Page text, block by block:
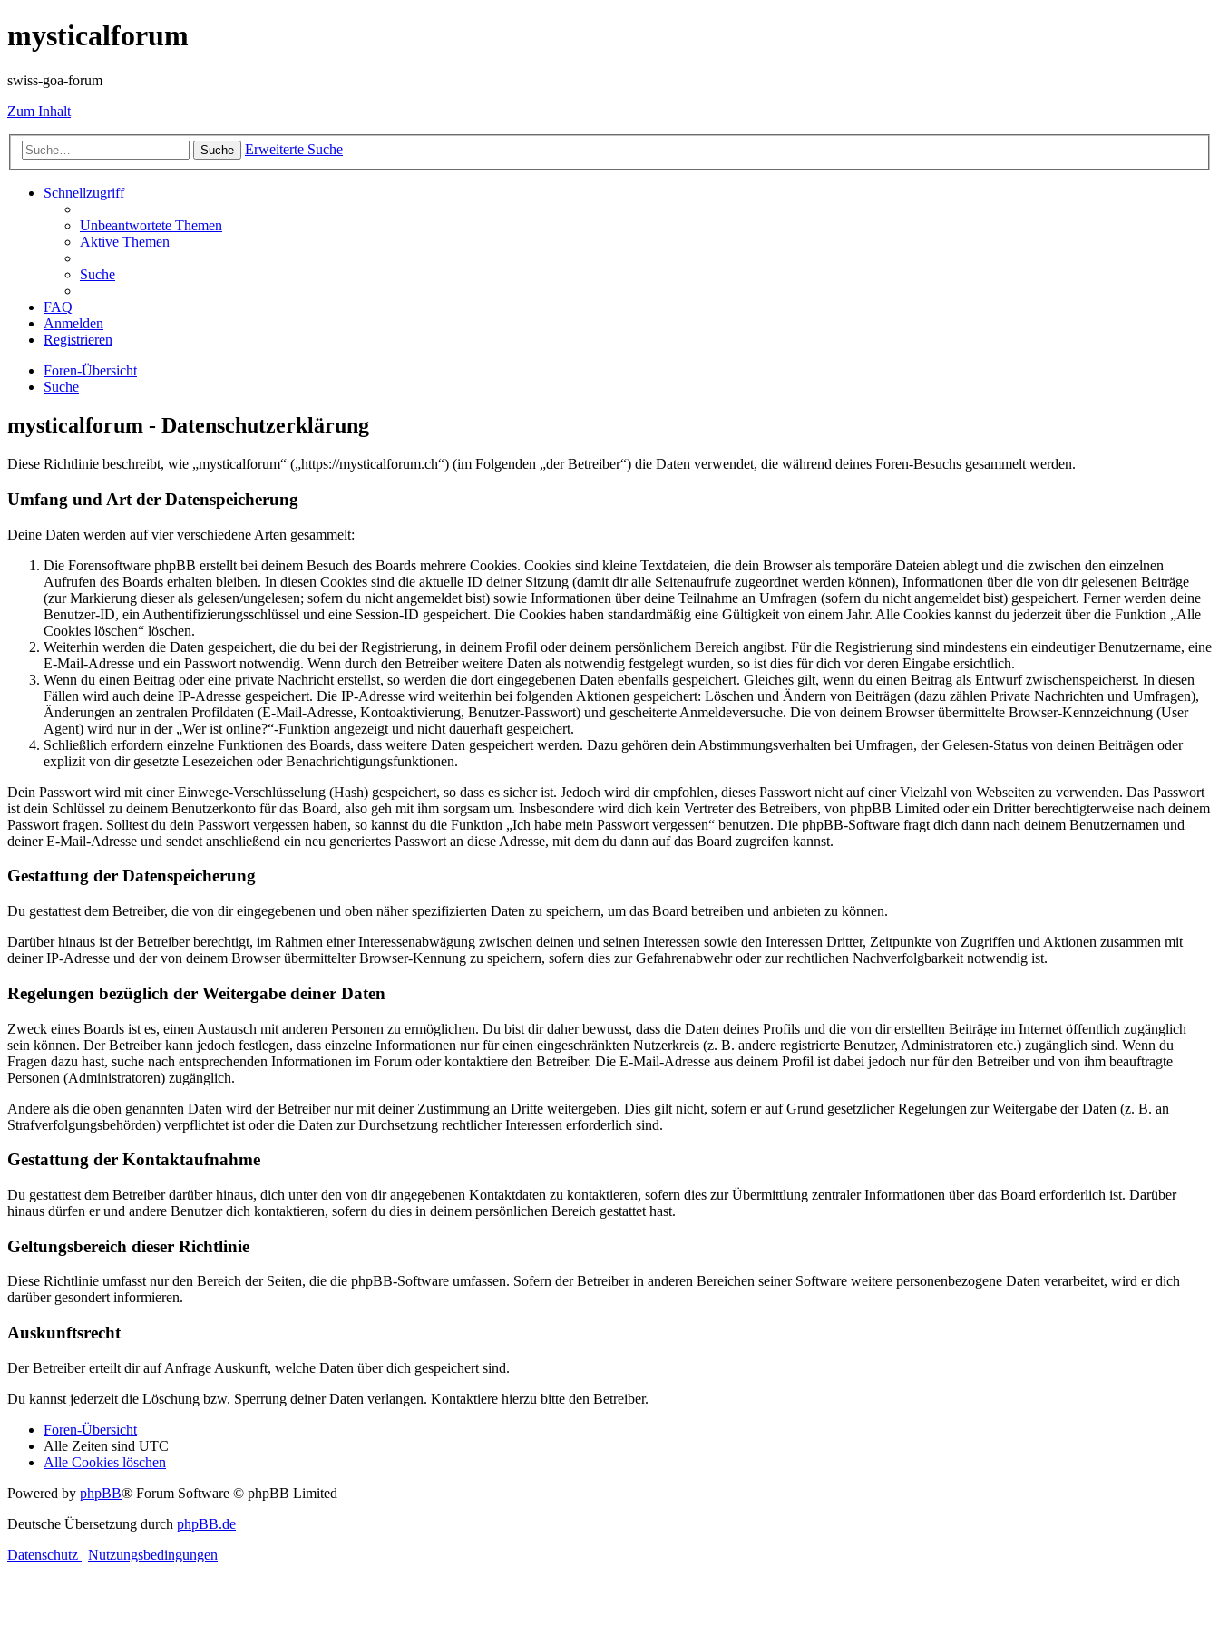
mysticalforum
swiss-goa-forum
Zum Inhalt
Suche Erweiterte Suche
Schnellzugriff
Unbeantwortete Themen
Aktive Themen
Suche
FAQ
Anmelden
Registrieren
Foren-Übersicht
Suche
mysticalforum - Datenschutzerklärung
Diese Richtlinie beschreibt, wie „mysticalforum“ („https://mysticalforum.ch“) (im Folgenden „der Betreiber“) die Daten verwendet, die während deines Foren-Besuchs gesammelt werden.
Umfang und Art der Datenspeicherung
Deine Daten werden auf vier verschiedene Arten gesammelt:
Die Forensoftware phpBB erstellt bei deinem Besuch des Boards mehrere Cookies. Cookies sind kleine Textdateien, die dein Browser als temporäre Dateien ablegt und die zwischen den einzelnen
Aufrufen des Boards erhalten bleiben. In diesen Cookies sind die aktuelle ID deiner Sitzung (damit dir alle Seitenaufrufe zugeordnet werden können), Informationen über die von dir gelesenen Beiträge
(zur Markierung dieser als gelesen/ungelesen; sofern du nicht angemeldet bist) sowie Informationen über deine Teilnahme an Umfragen (sofern du nicht angemeldet bist) gespeichert. Ferner werden deine
Benutzer-ID, ein Authentifizierungsschlüssel und eine Session-ID gespeichert. Die Cookies haben standardmäßig eine Gültigkeit von einem Jahr. Alle Cookies kannst du jederzeit über die Funktion „Alle
Cookies löschen“ löschen.
Weiterhin werden die Daten gespeichert, die du bei der Registrierung, in deinem Profil oder deinem persönlichem Bereich angibst. Für die Registrierung sind mindestens ein eindeutiger Benutzername, eine
E-Mail-Adresse und ein Passwort notwendig. Wenn durch den Betreiber weitere Daten als notwendig festgelegt wurden, so ist dies für dich vor deren Eingabe ersichtlich.
Wenn du einen Beitrag oder eine private Nachricht erstellst, so werden die dort eingegebenen Daten ebenfalls gespeichert. Gleiches gilt, wenn du einen Beitrag als Entwurf zwischenspeicherst. In diesen
Fällen wird auch deine IP-Adresse gespeichert. Die IP-Adresse wird weiterhin bei folgenden Aktionen gespeichert: Löschen und Ändern von Beiträgen (dazu zählen Private Nachrichten und Umfragen),
Änderungen an zentralen Profildaten (E-Mail-Adresse, Kontoaktivierung, Benutzer-Passwort) und gescheiterte Anmeldeversuche. Die von deinem Browser übermittelte Browser-Kennzeichnung (User
Agent) wird nur in der „Wer ist online?“-Funktion angezeigt und nicht dauerhaft gespeichert.
Schließlich erfordern einzelne Funktionen des Boards, dass weitere Daten gespeichert werden. Dazu gehören dein Abstimmungsverhalten bei Umfragen, der Gelesen-Status von deinen Beiträgen oder
explizit von dir gesetzte Lesezeichen oder Benachrichtigungsfunktionen.
Dein Passwort wird mit einer Einwege-Verschlüsselung (Hash) gespeichert, so dass es sicher ist. Jedoch wird dir empfohlen, dieses Passwort nicht auf einer Vielzahl von Webseiten zu verwenden. Das Passwort
ist dein Schlüssel zu deinem Benutzerkonto für das Board, also geh mit ihm sorgsam um. Insbesondere wird dich kein Vertreter des Betreibers, von phpBB Limited oder ein Dritter berechtigterweise nach deinem
Passwort fragen. Solltest du dein Passwort vergessen haben, so kannst du die Funktion „Ich habe mein Passwort vergessen“ benutzen. Die phpBB-Software fragt dich dann nach deinem Benutzernamen und
deiner E-Mail-Adresse und sendet anschließend ein neu generiertes Passwort an diese Adresse, mit dem du dann auf das Board zugreifen kannst.
Gestattung der Datenspeicherung
Du gestattest dem Betreiber, die von dir eingegebenen und oben näher spezifizierten Daten zu speichern, um das Board betreiben und anbieten zu können.
Darüber hinaus ist der Betreiber berechtigt, im Rahmen einer Interessenabwägung zwischen deinen und seinen Interessen sowie den Interessen Dritter, Zeitpunkte von Zugriffen und Aktionen zusammen mit
deiner IP-Adresse und der von deinem Browser übermittelter Browser-Kennung zu speichern, sofern dies zur Gefahrenabwehr oder zur rechtlichen Nachverfolgbarkeit notwendig ist.
Regelungen bezüglich der Weitergabe deiner Daten
Zweck eines Boards ist es, einen Austausch mit anderen Personen zu ermöglichen. Du bist dir daher bewusst, dass die Daten deines Profils und die von dir erstellten Beiträge im Internet öffentlich zugänglich
sein können. Der Betreiber kann jedoch festlegen, dass einzelne Informationen nur für einen eingeschränkten Nutzerkreis (z. B. andere registrierte Benutzer, Administratoren etc.) zugänglich sind. Wenn du
Fragen dazu hast, suche nach entsprechenden Informationen im Forum oder kontaktiere den Betreiber. Die E-Mail-Adresse aus deinem Profil ist dabei jedoch nur für den Betreiber und von ihm beauftragte
Personen (Administratoren) zugänglich.
Andere als die oben genannten Daten wird der Betreiber nur mit deiner Zustimmung an Dritte weitergeben. Dies gilt nicht, sofern er auf Grund gesetzlicher Regelungen zur Weitergabe der Daten (z. B. an
Strafverfolgungsbehörden) verpflichtet ist oder die Daten zur Durchsetzung rechtlicher Interessen erforderlich sind.
Gestattung der Kontaktaufnahme
Du gestattest dem Betreiber darüber hinaus, dich unter den von dir angegebenen Kontaktdaten zu kontaktieren, sofern dies zur Übermittlung zentraler Informationen über das Board erforderlich ist. Darüber
hinaus dürfen er und andere Benutzer dich kontaktieren, sofern du dies in deinem persönlichen Bereich gestattet hast.
Geltungsbereich dieser Richtlinie
Diese Richtlinie umfasst nur den Bereich der Seiten, die die phpBB-Software umfassen. Sofern der Betreiber in anderen Bereichen seiner Software weitere personenbezogene Daten verarbeitet, wird er dich
darüber gesondert informieren.
Auskunftsrecht
Der Betreiber erteilt dir auf Anfrage Auskunft, welche Daten über dich gespeichert sind.
Du kannst jederzeit die Löschung bzw. Sperrung deiner Daten verlangen. Kontaktiere hierzu bitte den Betreiber.
Foren-Übersicht
Alle Zeiten sind UTC
Alle Cookies löschen
Powered by phpBB® Forum Software © phpBB Limited
Deutsche Übersetzung durch phpBB.de
Datenschutz | Nutzungsbedingungen